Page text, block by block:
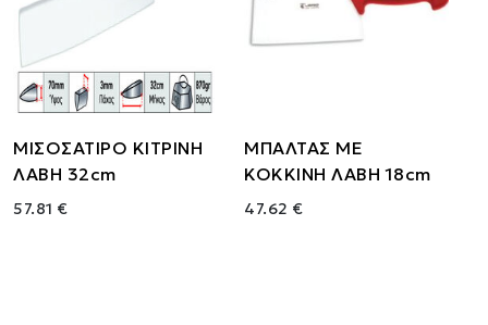
ΜΙΣΟΣΑΤΙΡΟ ΚΙΤΡΙΝΗ
ΛΑΒΗ 32cm
57.81 €
ΜΠΑΛΤΑΣ ΜΕ
ΚΟΚΚΙΝΗ ΛΑΒΗ 18cm
47.62 €